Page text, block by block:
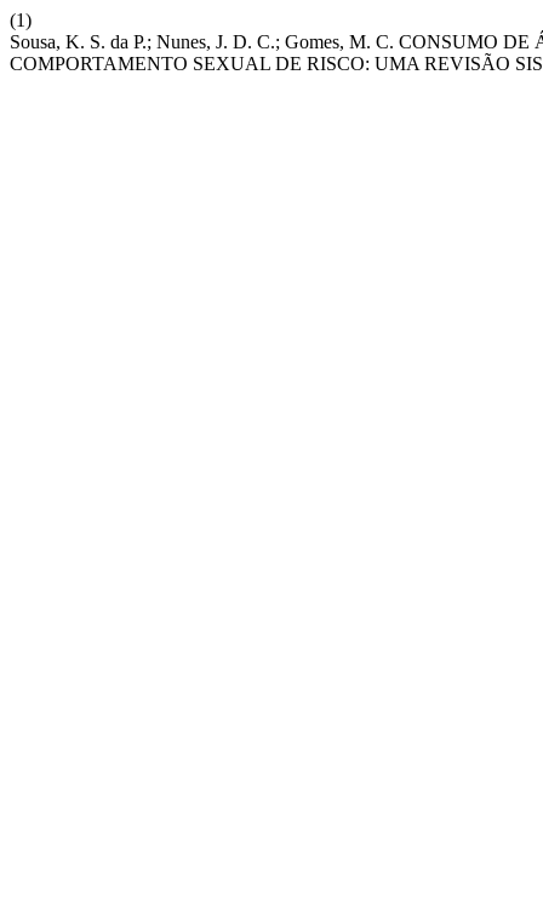
(1)
Sousa, K. S. da P.; Nunes, J. D. C.; Gomes, M. C. CONSUMO
COMPORTAMENTO SEXUAL DE RISCO: UMA REVISÃO